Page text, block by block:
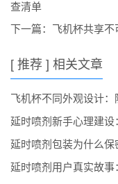
查清单
下一篇： 飞机杯共享
[ 推荐 ] 相关文章
飞机杯不同外观设计
延时喷剂新手心理建
延时喷剂包装为什么
延时喷剂用户真实故